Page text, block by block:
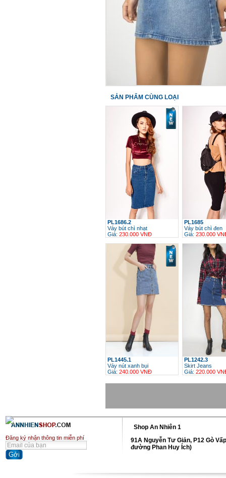
SẢN PHẨM CÙNG LOẠI
PL1686.2
Váy bút chì nhạt
Giá: 230.000 VNĐ
PL1685
Váy bút chì đen
Giá: 230.000
PL1445.1
Váy nút xanh bụi
Giá: 240.000 VNĐ
PL1242.3
Skirt Jeans
Giá: 220.000
Đăng ký nhận thông tin miễn phí
Shop An Nhiên 1
91A Nguyễn Tư Giản, P12 Gò
đường Phan Huy Ích)